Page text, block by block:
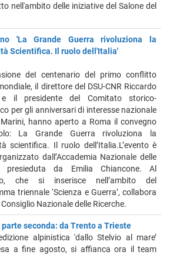
nell'ambito delle iniziative del Salone del
'La Grande Guerra rivoluziona la
Scientifica. Il ruolo dell'Italia'
deI centenario del primo conflitto
il direttore del DSU-CNR Riccardo
e il presidente del Comitato storico-
per gli anniversari di interesse nazionale
hanno aperto a Roma il convegno
La Grande Guerra rivoluziona la
scientifica. Il ruolo dell’Italia.L’evento è
dall’Accademia Nazionale delle
presieduta da Emilia Chiancone. Al
che si inserisce nell’ambito del
triennale ‘Scienza e Guerra’, collabora
Nazionale delle Ricerche.
parte seconda: da Trento a Trieste
alpinistica 'dallo Stelvio al mare’
a fine agosto, si affianca ora il team